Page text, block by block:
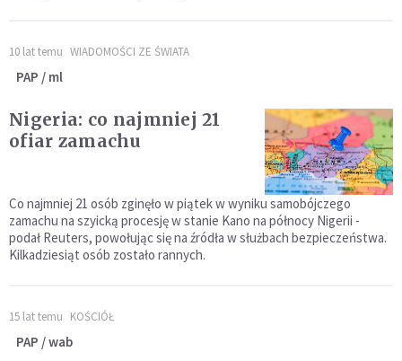
10 lat temu WIADOMOŚCI ZE ŚWIATA
PAP / ml
Nigeria: co najmniej 21
ofiar zamachu
Co najmniej 21 osób zginęło w piątek w wyniku samobójczego
zamachu na szyicką procesję w stanie Kano na północy Nigerii -
podał Reuters, powołując się na źródła w służbach bezpieczeństwa.
Kilkadziesiąt osób zostało rannych.
15 lat temu KOŚCIÓŁ
PAP / wab